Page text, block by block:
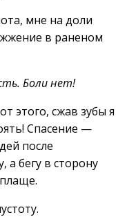
мне на доли
в раненом
Боли нет!
этого, сжав зубы я
Спасение —
после
а бегу в сторону